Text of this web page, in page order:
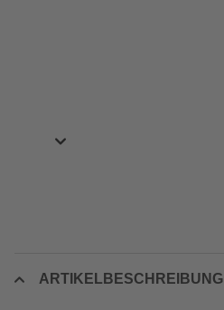
ARTIKELBESCHREIBUNG